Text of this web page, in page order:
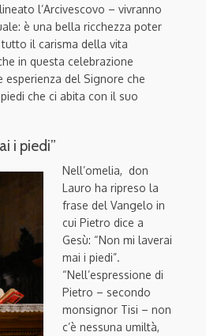
l’Arcivescovo – vivranno
è una bella ricchezza poter
il carisma della vita
in questa celebrazione
esperienza del Signore che
che ci abita con il suo
i piedi”
Nell’omelia, don
Lauro ha ripreso la
frase del Vangelo in
cui Pietro dice a
Gesù: “Non mi laverai
mai i piedi”.
“Nell’espressione di
Pietro – secondo
monsignor Tisi – non
c’è nessuna umiltà,